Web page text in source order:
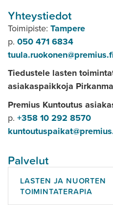
Yhteystiedot
Toimipiste: Tampere
p. 050 471 6834
Tiedustele lasten
asiakaspaikkoja
Premius Kuntoutus
p. +358 10 292 8570
Palvelut
LASTEN JA NUORTEN
TOIMINTATERAPIA